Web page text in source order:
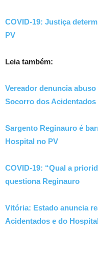
COVID-19: Justiça
PV
Leia também:
Vereador denuncia
Socorro dos Acidentados
Sargento Reginauro é
Hospital no PV
COVID-19: “Qual a
questiona Reginauro
Vitória: Estado anuncia
Acidentados e do